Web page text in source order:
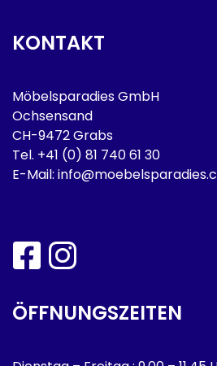
KONTAKT
Möbelsparadies GmbH
Ochsensand
CH-9472 Grabs
Tel. +41 (0) 81 740 61 30
E-Mail:
ÖFFNUNGSZEITEN